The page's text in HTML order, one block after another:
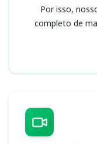
Por isso,
completo de